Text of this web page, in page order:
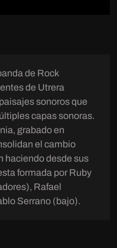
de Rock
de Utrera
sonoros que
capas sonoras.
grabado en
el cambio
haciendo desde sus
Rafael
Serrano (bajo).